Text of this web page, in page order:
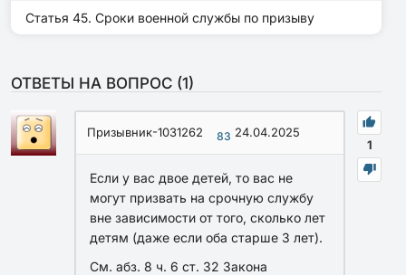
Статья 45. Сроки военной службы по призыву
ОТВЕТЫ НА ВОПРОС (1)
1
Призывник-1031262 83 24.04.2025
Если у вас двое детей, то вас не
могут призвать на срочную службу
вне зависимости от того, сколько лет
детям (даже если оба старше 3 лет).
См. абз. 8 ч. 6 ст. 32 Закона